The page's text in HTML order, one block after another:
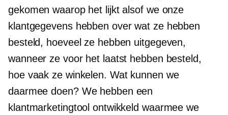
gekomen waarop het lijkt alsof we onze
klantgegevens hebben over wat ze hebben
besteld, hoeveel ze hebben uitgegeven,
wanneer ze voor het laatst hebben besteld,
hoe vaak ze winkelen. Wat kunnen we
daarmee doen? We hebben een
klantmarketingtool ontwikkeld waarmee we